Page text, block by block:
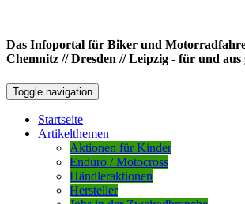
Das Infoportal für Biker und
Chemnitz // Dresden // Leipzig - für und aus
Toggle navigation
Startseite
Artikelthemen
Aktionen für Kinder
Enduro / Motocross
Händleraktionen
Hersteller